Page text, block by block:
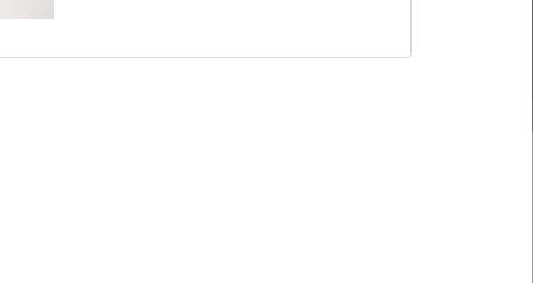
ir norimu kampu reguliuoti spindulių kryptį. Pakeitus